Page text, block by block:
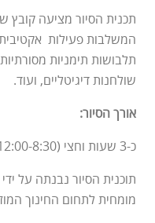
תכנית הסיור מציעה קובץ
המשלבות פעילות אקטיבית
תלבושות תימניות
שולחנות דיגיטליים, ועוד.
אורך הסיור:
כ-3 שעות וחצי (12:00-8:30).
תוכנית הסיור נבנתה על
מומחית לתחום החינוך